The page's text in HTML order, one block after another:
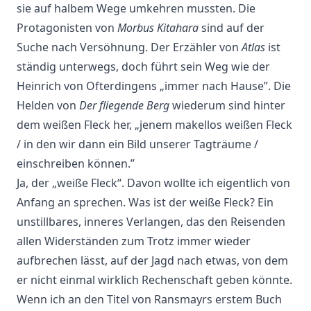
sie auf halbem Wege umkehren mussten. Die
Protagonisten von Morbus Kitaharasind auf der
Suche nach Versöhnung. Der Erzähler vonAtlas ist
ständig unterwegs, doch führt sein Weg wie der
Heinrich von Ofterdingens „immer nach Hause”. Die
Helden von Der fliegende Bergwiederum sind hinter
dem weißen Fleck her, „jenem makellos weißen Fleck
/ in den wir dann ein Bild unserer Tagträume /
einschreiben können.”
Ja, der „weiße Fleck“. Davon wollte ich eigentlich von
Anfang an sprechen. Was ist der weiße Fleck? Ein
unstillbares, inneres Verlangen, das den Reisenden
allen Widerständen zum Trotz immer wieder
aufbrechen lässt, auf der Jagd nach etwas, von dem
er nicht einmal wirklich Rechenschaft geben könnte.
Wenn ich an den Titel von Ransmayrs erstem Buch